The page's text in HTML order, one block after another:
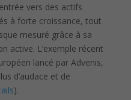
vers des actifs
à forte croissance, tout
mesuré grâce à sa
active. L’exemple récent
lancé par Advenis,
d’audace et de
).